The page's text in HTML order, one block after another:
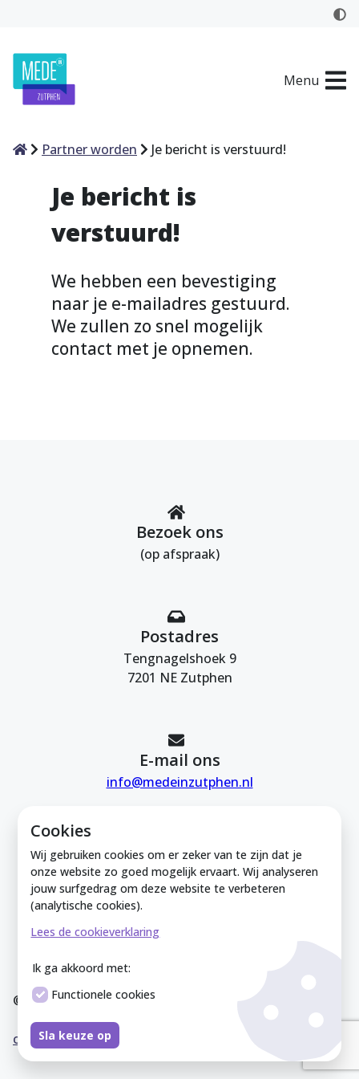
Cookies
Wij gebruiken cookies om er zeker van te zijn dat je
onze website zo goed mogelijk ervaart. Wij analyseren
jouw surfgedrag om deze website te verbeteren
(analytische cookies).
Lees de cookieverklaring
Ik ga akkoord met:
Functionele cookies
Sla keuze op
Menu
HomePartner worden Je bericht is verstuurd!
Je bericht is
verstuurd!
We hebben een bevestiging
naar je e-mailadres gestuurd.
We zullen zo snel mogelijk
contact met je opnemen.
Bezoek ons
(op afspraak)
Postadres
Tengnagelshoek 9
7201 NE Zutphen
E-mail ons
info@medeinzutphen.nl
Mede in Zutphen is onderdeel van de
Zutphense Uitdaging. KVK Zutphense
Uitdaging: 08212926
© Mede In Zutphen 2025
Disclaimer
Privacyverklaring
okieverklaring